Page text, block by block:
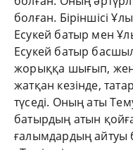
болған. Біріншісі
Есукей батыр мен
Есукей батыр
жорыққа шығып,
жатқан кезінде,
түседі. Оның аты
батырдың атын
ғалымдардың